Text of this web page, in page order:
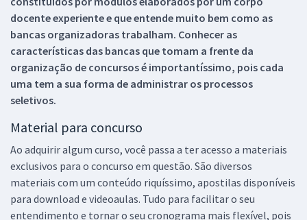
docente experiente e que entende muito bem como as
bancas organizadoras trabalham. Conhecer as
características das bancas que tomam a frente da
organização de concursos é importantíssimo, pois cada
uma tem a sua forma de administrar os processos
seletivos.
Material para concurso
Ao adquirir algum curso, você passa a ter acesso a materiais
exclusivos para o concurso em questão. São diversos
materiais com um conteúdo riquíssimo, apostilas disponíveis
para download e videoaulas. Tudo para facilitar o seu
entendimento e tornar o seu cronograma mais flexível, pois